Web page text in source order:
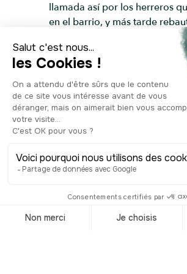
llamada así por los herreros
en el barrio, y más tarde
como iglesia de Saint-André-
Datada en el siglo XI y
partir de 1486, los primeros
este lugar de culto fueron poco
notables. Ojalá hubiera durado.
1562, la iglesia de Saint-
Ville fue objetivo de los
Navarra, durante las Guerras
Religión contra los católicos.
en 1791, se cerró al culto antes
vendida como propiedad